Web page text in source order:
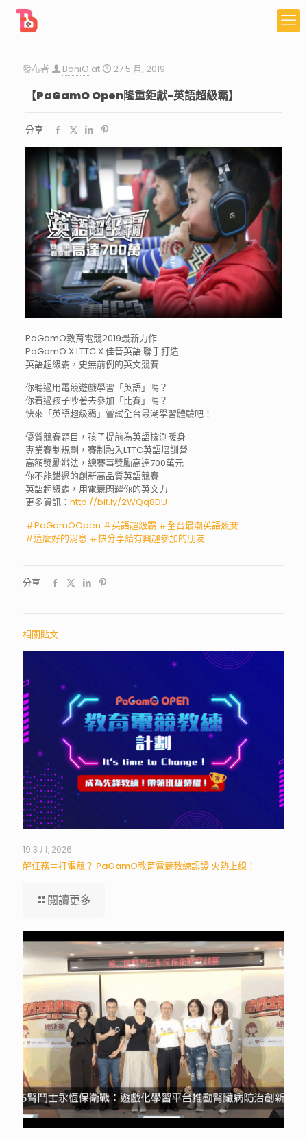
發布者 BoniO at 27 5 月, 2019
【PaGamO Open隆重鉅獻-英語超級霸】
分享
PaGamO教育電競2019最新力作
PaGamO X LTTC X 佳音英語 聯手打造
英語超級霸，史無前例的英文競賽
你聽過用電競遊戲學習「英語」嗎？
你看過孩子吵著去參加「比賽」嗎？
快來「英語超級霸」嘗試全台最潮學習體驗吧！
優質競賽題目，孩子提前為英語檢測暖身
專業賽制規劃，賽制融入LTTC英語培訓營
高額獎勵辦法，總賽事獎勵高達700萬元
你不能錯過的創新高品質英語競賽
英語超級霸，用電競閃耀你的英文力
更多資訊： http://bit.ly/2WQq8DU
＃PaGamOOpen ＃英語超級霸 ＃全台最潮英語競賽
#這麼好的消息 ＃快分享給有興趣參加的朋友
分享
相關貼文
19 3 月, 2026
解任務＝打電競？ PaGamO教育電競教練認證 火熱上線！
閱讀更多